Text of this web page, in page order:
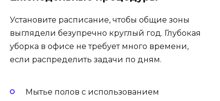
Установите расписание, чтобы общие зоны
выглядели безупречно круглый год. Глубокая
уборка в офисе не требует много времени,
если распределить задачи по дням.
Мытье полов с использованием